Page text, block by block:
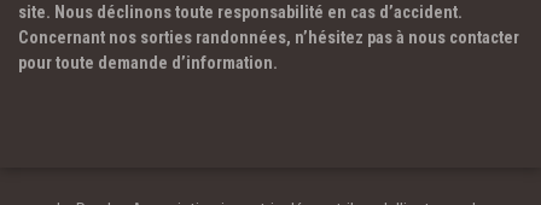
site. Nous déclinons toute responsabilité en cas d’accident.
Concernant nos sorties randonnées, n’hésitez pas à nous contacter
pour toute demande d’information.